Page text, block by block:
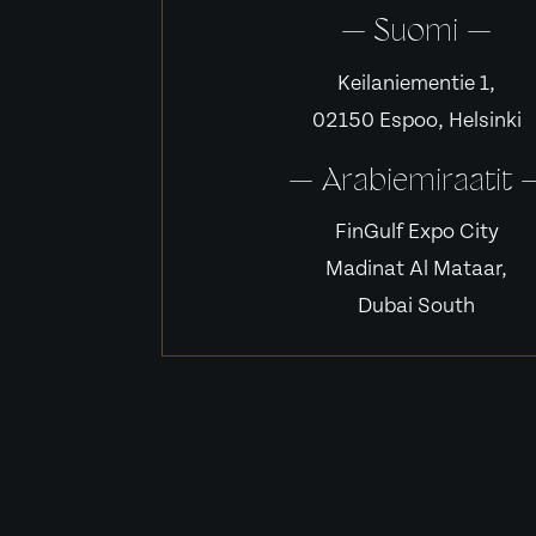
— Suomi —
Keilaniementie 1,
02150 Espoo, Helsinki
— Arabiemiraatit
FinGulf Expo City
Madinat Al Mataar,
Dubai South